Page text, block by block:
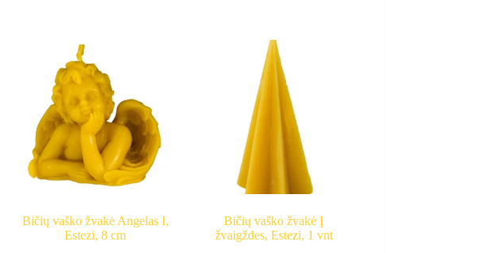
Bičių vaško žvakė Angelas I,
Estezi, 8 cm
Bičių vaško žvakė Į
žvaigždes, Estezi, 1 vnt